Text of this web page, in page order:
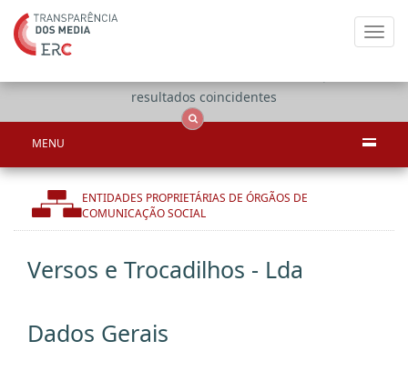
resultados coincidentes
MENU
ENTIDADES PROPRIETÁRIAS DE ÓRGÃOS DE
COMUNICAÇÃO SOCIAL
Versos e Trocadilhos - Lda
Dados Gerais